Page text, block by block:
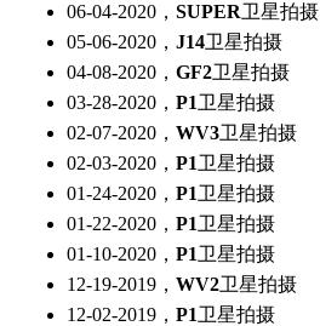
06-04-2020， SUPER卫星拍摄
05-06-2020， J14卫星拍摄
04-08-2020， GF2卫星拍摄
03-28-2020， P1卫星拍摄
02-07-2020， WV3卫星拍摄
02-03-2020， P1卫星拍摄
01-24-2020， P1卫星拍摄
01-22-2020， P1卫星拍摄
01-10-2020， P1卫星拍摄
12-19-2019， WV2卫星拍摄
12-02-2019， P1卫星拍摄